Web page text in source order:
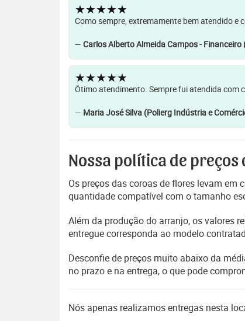
★★★★★
Como sempre, extremamente bem atendido
— Carlos Alberto Almeida Campos -
★★★★★
Ótimo atendimento. Sempre fui atendida com
— Maria José Silva (Polierg Indústria e
Nossa política de
Os preços das coroas de flores levam
quantidade compatível com o tamanho
Além da produção do arranjo, os valores
entregue corresponda ao modelo
Desconfie de preços muito abaixo da
no prazo e na entrega, o que pode
Nós apenas realizamos entregas nesta